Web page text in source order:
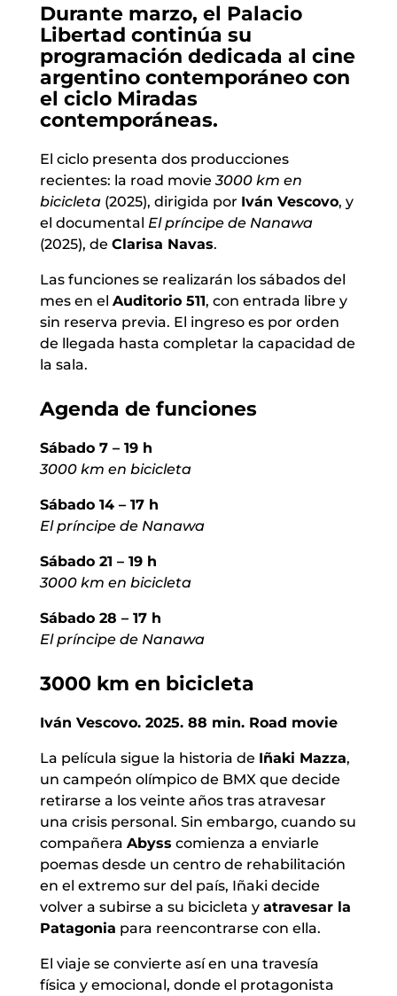
Durante marzo, el Palacio
Libertad continúa su
programación dedicada al cine
argentino contemporáneo con
el ciclo Miradas
contemporáneas.
El ciclo presenta dos producciones
recientes: la road movie3000 km en
bicicleta(2025), dirigida por Iván Vescovo, y
el documental El príncipe de Nanawa
(2025), de Clarisa Navas.
Las funciones se realizarán los sábados del
mes en el Auditorio 511, con entrada libre y
sin reserva previa. El ingreso es por orden
de llegada hasta completar la capacidad de
la sala.
Agenda de funciones
Sábado 7 – 19 h
3000 km en bicicleta
Sábado 14 – 17 h
El príncipe de Nanawa
Sábado 21 – 19 h
3000 km en bicicleta
Sábado 28 – 17 h
El príncipe de Nanawa
3000 km en bicicleta
Iván Vescovo. 2025. 88 min. Road movie
La película sigue la historia de Iñaki Mazza,
un campeón olímpico de BMX que decide
retirarse a los veinte años tras atravesar
una crisis personal. Sin embargo, cuando su
compañera Abyss comienza a enviarle
poemas desde un centro de rehabilitación
en el extremo sur del país, Iñaki decide
volver a subirse a su bicicleta y atravesar la
Patagonia para reencontrarse con ella.
El viaje se convierte así en una travesía
física y emocional, donde el protagonista